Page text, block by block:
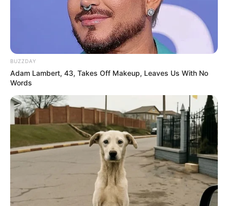
BUZZDAY
Adam Lambert, 43, Takes Off Makeup, Leaves Us With No
Words